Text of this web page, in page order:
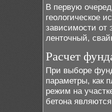
В первую
геологическое
зависимости от
ленточный,
Расчет
При выборе
параметры, как
режим на
бетона